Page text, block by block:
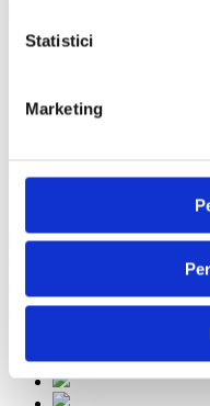
Statistici
Marketing